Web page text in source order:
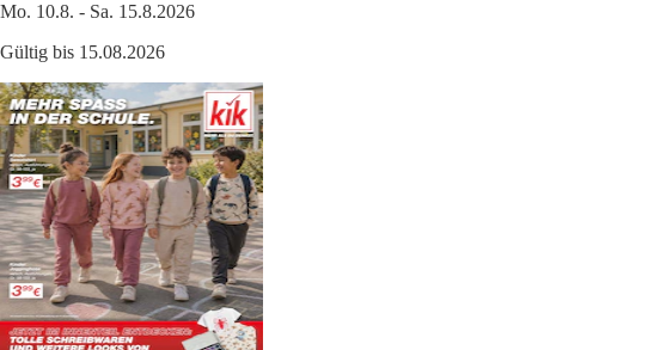
Mo. 10.8. - Sa. 15.8.2026
Gültig bis 15.08.2026